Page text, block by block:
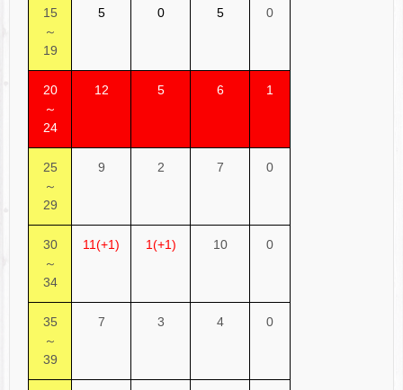
15
～
19
5 0 5 0
20
～
24
12 5 6 1
25
～
29
9 2 7 0
30
～
34
11(+1) 1(+1) 10 0
35
～
39
7 3 4 0